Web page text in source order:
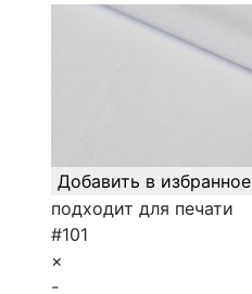
Добавить в избранное
подходит для печати
#101
×
-